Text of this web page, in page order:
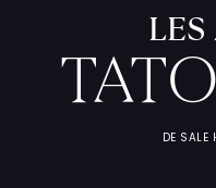
LES
DE SALE